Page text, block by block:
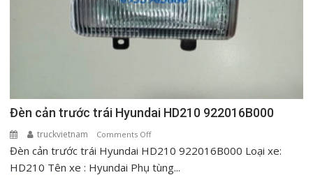
Đèn cản trước trái Hyundai HD210 922016B000
truckvietnam Comments Offon
Đèn
cản
Đèn cản trước trái Hyundai HD210 922016B000 Loại xe:
HD210 Tên xe : Hyundai Phụ tùng...